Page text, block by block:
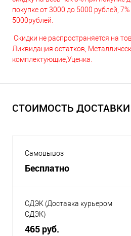
покупке от 3000 до 5000 рублей,
5000рублей.
Скидки не распространяется на
Ликвидация остатков,
комплектующие,Уценка.
СТОИМОСТЬ ДОСТАВКИ
Самовывоз
Бесплатно
СДЭК (Доставка курьером
СДЭК)
465 руб.